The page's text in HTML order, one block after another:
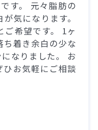
す。 元々脂肪の
気になります。
希望です。 1ヶ
着き余白の少な
なりました。 お
お気軽にご相談